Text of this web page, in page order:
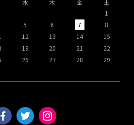
水 木 金
土
1
5 6 7
8
12 13 14
15
19 20 21
22
26 27 28
29